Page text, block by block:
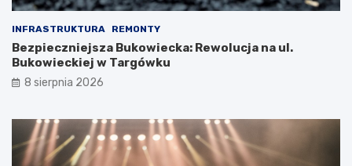
INFRASTRUKTURA REMONTY
Bezpieczniejsza Bukowiecka: Rewolucja na ul.
Bukowieckiej w Targówku
8 sierpnia 2026